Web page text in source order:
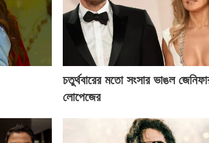
চতুর্থবারের মতো সংসার ভাঙল
লোপেজের